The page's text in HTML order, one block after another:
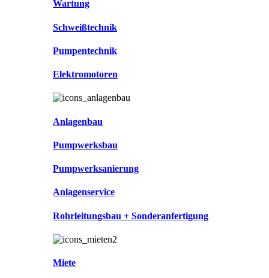
Wartung
Schweißtechnik
Pumpentechnik
Elektromotoren
Anlagenbau
Pumpwerksbau
Pumpwerksanierung
Anlagenservice
Rohrleitungsbau + Sonderanfertigung
Miete